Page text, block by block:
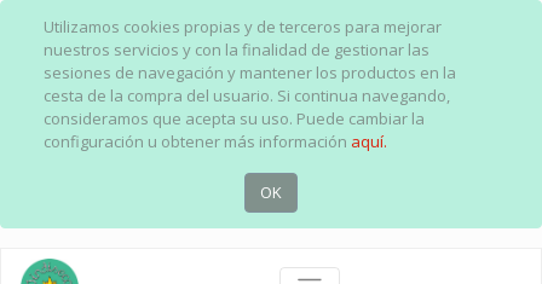
Utilizamos cookies propias y de terceros para mejorar
nuestros servicios y con la finalidad de gestionar las
sesiones de navegación y mantener los productos en la
cesta de la compra del usuario. Si continua navegando,
consideramos que acepta su uso. Puede cambiar la
configuración u obtener más información aquí.
OK